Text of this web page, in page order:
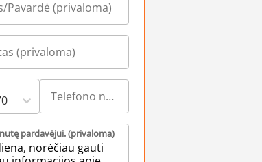
pardavėjui. (privaloma)